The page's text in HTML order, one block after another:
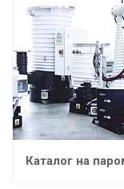
Каталог на